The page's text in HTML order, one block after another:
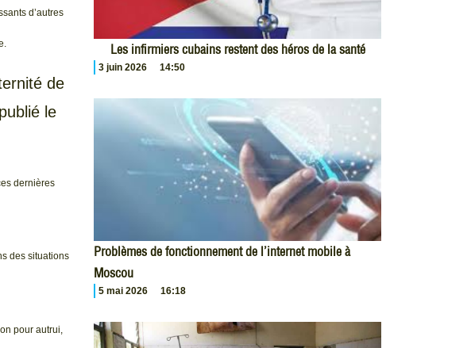
d’autres
de
le
dernières
des situations
pour autrui,
Les infirmiers cubains restent des héros de la santé
3 juin 2026 14:50
Problèmes de fonctionnement de l’internet mobile à
Moscou
5 mai 2026 16:18